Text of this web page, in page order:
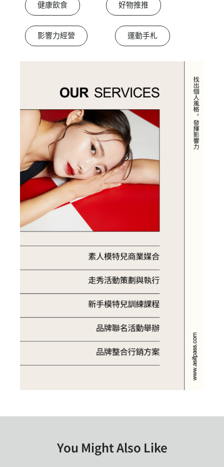
健康飲食 好物推推
影響力經營 運動手札
You Might Also Like